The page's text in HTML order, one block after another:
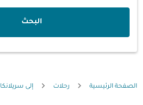
البحث
الصفحة الرئيسية رحلات إلى سريلانكا